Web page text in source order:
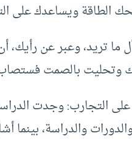
الطاقة ويساعدك على
اسأل ما تريد، وعبر
وتحليت بالصمت
والدراسة، بينما